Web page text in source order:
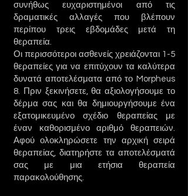
συνήθως ευχαριστημένοι από τις
δραματικές αλλαγές που βλέπουν
περίπου τρεις εβδομάδες μετά τη
θεραπεία.
Οι περισσότεροι ασθενείς χρειάζονται 1-5
θεραπείες για να επιτύχουν τα καλύτερα
δυνατά αποτελέσματα από το Morpheus
8. Πριν ξεκινήσετε, θα αξιολογήσουμε το
δέρμα σας και θα δημιουργήσουμε ένα
εξατομικευμένο σχέδιο θεραπείας με
έναν καθορισμένο αριθμό θεραπειών.
Αφού ολοκληρώσετε την αρχική σειρά
θεραπείας, διατηρήστε τα αποτελέσματά
σας με μια ετήσια θεραπεία
παρακολούθησης.